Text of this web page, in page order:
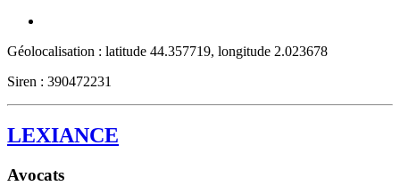
Géolocalisation : latitude 44.357719, longitude 2.023678
Siren : 390472231
LEXIANCE
Avocats